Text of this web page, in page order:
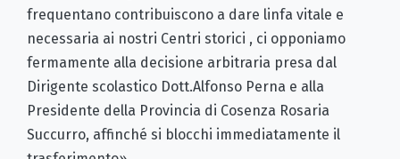
frequentano contribuiscono a dare linfa vitale e
necessaria ai nostri Centri storici , ci opponiamo
fermamente alla decisione arbitraria presa dal
Dirigente scolastico Dott.Alfonso Perna e alla
Presidente della Provincia di Cosenza Rosaria
Succurro, affinché si blocchi immediatamente il